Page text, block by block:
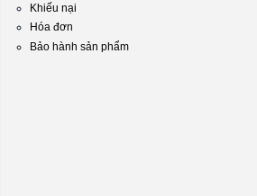
Khiếu nại
Hóa đơn
Bảo hành sản phẩm